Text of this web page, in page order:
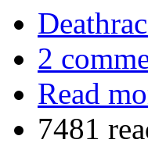
2
Read
7481